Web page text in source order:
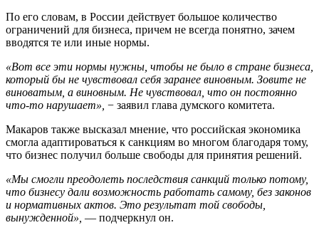
По его словам, в России действует большое количество
ограничений для бизнеса, причем не всегда понятно, зачем
вводятся те или иные нормы.
«Вот все эти нормы нужны, чтобы не было в стране бизнеса,
который бы не чувствовал себя заранее виновным. Зовите не
виноватым, а виновным. Не чувствовал, что он постоянно
что-то нарушает», − заявил глава думского комитета.
Макаров также высказал мнение, что российская экономика
смогла адаптироваться к санкциям во многом благодаря тому,
что бизнес получил больше свободы для принятия решений.
«Мы смогли преодолеть последствия санкций только потому,
что бизнесу дали возможность работать самому, без законов
и нормативных актов. Это результат той свободы,
вынужденной», — подчеркнул он.